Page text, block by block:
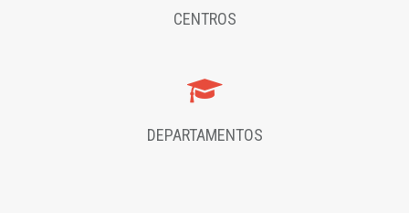
CENTROS
DEPARTAMENTOS